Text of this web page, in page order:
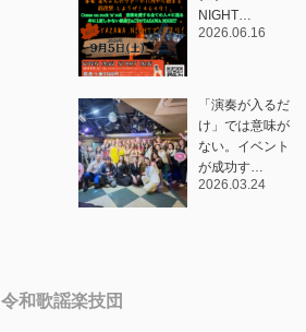
NIGHT…
2026.06.16
「演奏が入るだ
け」では意味が
ない。イベント
が成功す…
2026.03.24
令和歌謡楽技団